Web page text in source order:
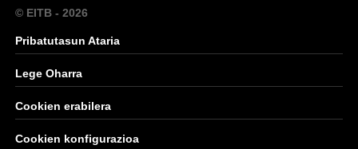
© EITB - 2026
Pribatutasun Ataria
Lege Oharra
Cookien erabilera
Cookien konfigurazioa